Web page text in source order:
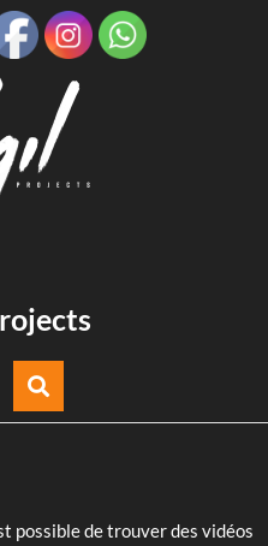
Open
possible de trouver des vidéos